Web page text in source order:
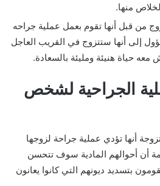
منها.
من قبل أنها تقوم بعمل عملية جراحه
إلى أنها ستتزوج في القريب العاجل
حياة هنيئة ومليئة بالسعادة.
الجراحية لشخص
أنها تؤدي عملية جراحة لزوجها
أن أحوالهم المادية سوف تتحسن
بتسديد ديونهم التي كانوا يعانون